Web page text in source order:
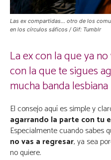
Las ex compartidas… otro de los
en los círculos sáficos / Gif: Tumblr
La ex con la que ya
con la que te sigues
mucha banda lesbiana
El consejo aquí es simple y
agarrando la parte con tu
Especialmente cuando sabes
no vas a regresar, ya sea
no quiere.